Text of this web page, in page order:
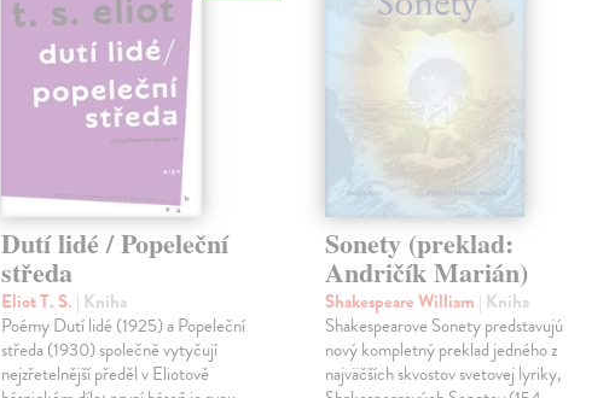
Dutí lidé / Popeleční
středa
Eliot T. S. | Kniha
Poémy Dutí lidé (1925) a Popeleční
středa (1930) společně vytyčují
nejzřetelnější předěl v Eliotově
Sonety (preklad:
Andričík Marián)
Shakespeare William | Kniha
Shakespearove Sonety predstavujú
nový kompletný preklad jedného z
najväčších skvostov svetovej lyriky,